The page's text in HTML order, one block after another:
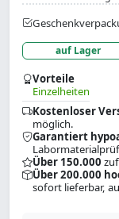
auf Lager
Vorteile
Einzelheiten
Kostenloser
möglich.
Garantiert
Über 150.000
Über 200.000
sofort lieferbar,